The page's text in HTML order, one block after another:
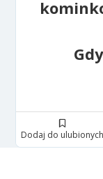
Dodaj do ulubionych